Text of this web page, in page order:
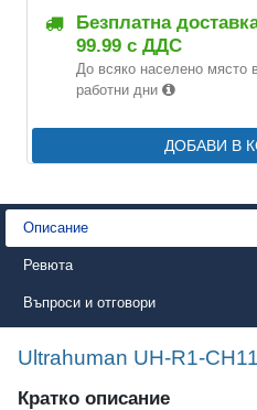
Безплатна
99.99 с ДДС
До всяко населено място
работни дни
ДОБАВИ В
Описание
Ревюта
Въпроси и отговори
Ultrahuman UH-R1-CH11
Кратко описание